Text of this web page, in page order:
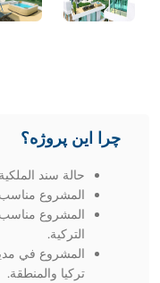
چرا این پروژه؟
حالة سند
المشروع مناسب
المشروع مناسب
التركية.
المشروع في
تركيا والمنطقة.